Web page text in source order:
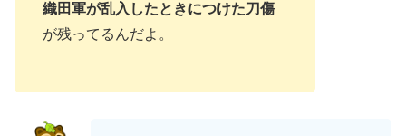
織田軍が乱入したときにつけた刀傷
が残ってるんだよ。